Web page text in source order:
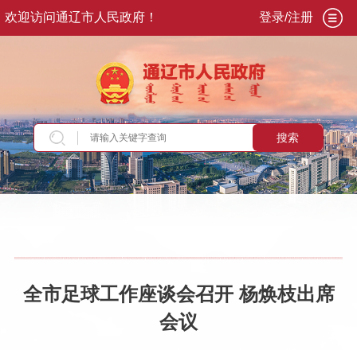
欢迎访问通辽市人民政府！ 登录/注册
搜索
当前位置：首页>政务公开>市政府>市政府领
全市足球工作座谈会召开 杨焕枝出席
会议